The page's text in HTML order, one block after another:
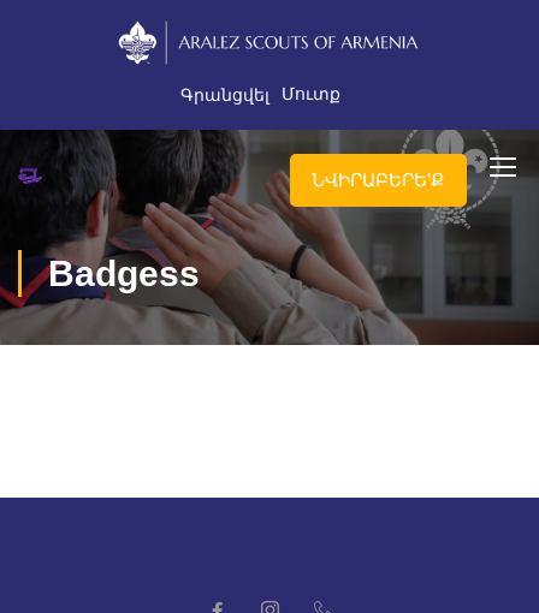
Գրանցվել Մուտք
ՆՎԻՐԱԲԵՐԵ'Ք
Badgess